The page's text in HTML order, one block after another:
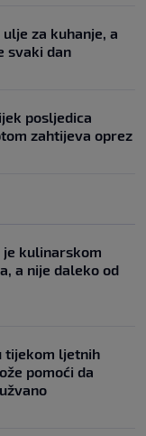
za kuhanje, a
svaki dan
posljedica
zahtijeva oprez
je kulinarskom
a nije daleko od
tijekom ljetnih
pomoći da